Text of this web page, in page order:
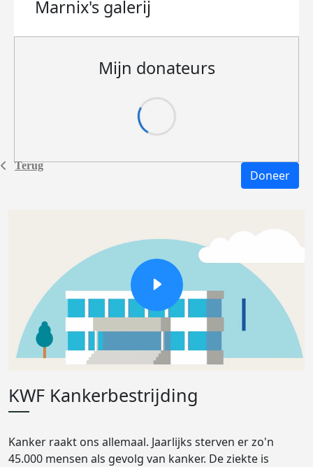
Terug
Marnix's galerij
Mijn donateurs
Doneer
KWF Kankerbestrijding
Kanker raakt ons allemaal. Jaarlijks sterven er zo'n
45.000 mensen als gevolg van kanker. De ziekte is